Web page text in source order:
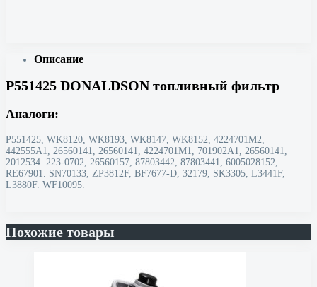
Описание
P551425 DONALDSON топливный фильтр
Аналоги:
P551425, WK8120, WK8193, WK8147, WK8152, 4224701M2,
442555A1, 26560141, 26560141, 4224701M1, 701902A1, 26560141,
2012534. 223-0702, 26560157, 87803442, 87803441, 6005028152,
RE67901. SN70133, ZP3812F, BF7677-D, 32179, SK3305, L3441F,
L3880F. WF10095.
Похожие товары